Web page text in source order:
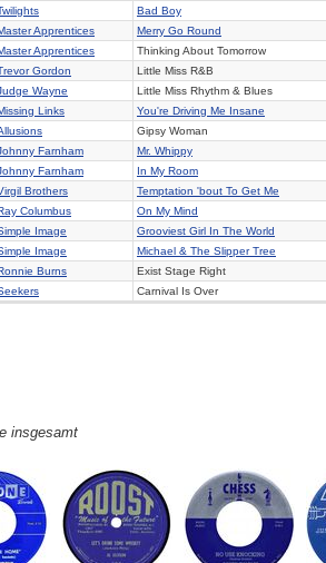
Bad Boy
Apprentices
Merry Go Round
Apprentices
Thinking About Tomorrow
Gordon
Little Miss R&B
Wayne
Little Miss Rhythm & Blues
Links
You're Driving Me Insane
Gipsy Woman
Farnham
Mr. Whippy
Farnham
In My Room
Brothers
Temptation 'bout To Get Me
Columbus
On My Mind
Image
Grooviest Girl In The World
Image
Michael & The Slipper Tree
Burns
Exist Stage Right
Carnival Is Over
insgesamt